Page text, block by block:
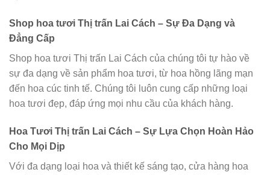
Shop hoa tươi Thị trấn Lai Cách – Sự Đa Dạng và
Đẳng Cấp
Shop hoa tươi Thị trấn Lai Cách của chúng tôi tự hào về
sự đa dạng về sản phẩm hoa tươi, từ hoa hồng lãng mạn
đến hoa cúc tinh tế. Chúng tôi luôn cung cấp những loại
hoa tươi đẹp, đáp ứng mọi nhu cầu của khách hàng.
Hoa Tươi Thị trấn Lai Cách – Sự Lựa Chọn Hoàn Hảo
Cho Mọi Dịp
Với đa dạng loại hoa và thiết kế sáng tạo, cửa hàng hoa